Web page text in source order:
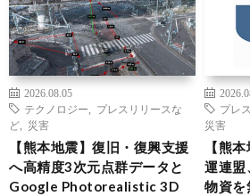
2026.08.05
テクノロジー
プレスリリースな
ど
災害
【熊本地震】復旧・復興支援
へ高精度3次元点群データと
Google Photorealistic 3D
プレ
災害
【熊
運連盟
物資を